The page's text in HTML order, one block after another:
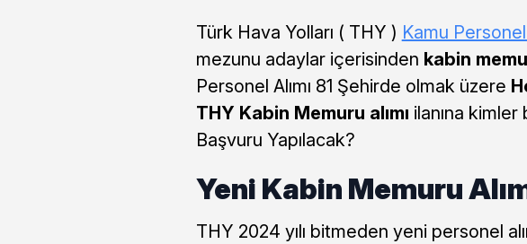
Türk Hava Yolları ( THY ) Kamu Personeli
mezunu adaylar içerisinden kabin
Personel Alımı 81 Şehirde olmak üzere
THY Kabin Memuru alımı ilanına
Başvuru Yapılacak?
Yeni Kabin Memuru
THY 2024 yılı bitmeden yeni personel